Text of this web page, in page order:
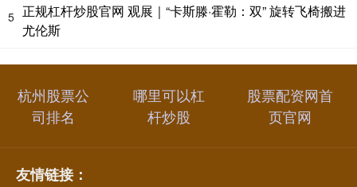
5 正规杠杆炒股官网 观展｜“卡斯滕·霍勒：双” 旋转飞椅搬进
尤伦斯
杭州股票公
司排名
哪里可以杠
杆炒股
股票配资网首
页官网
友情链接：